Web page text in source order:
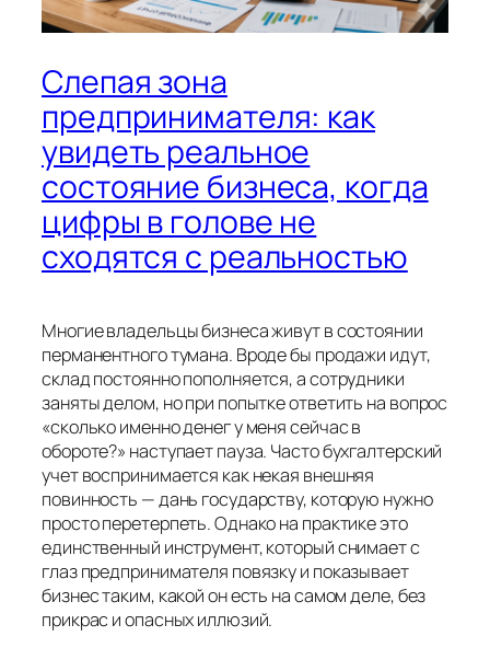
Слепая зона
предпринимателя: как
увидеть реальное
состояние бизнеса, когда
цифры в голове не
сходятся с реальностью
Многие владельцы бизнеса живут в состоянии
перманентного тумана. Вроде бы продажи идут,
склад постоянно пополняется, а сотрудники
заняты делом, но при попытке ответить на вопрос
«сколько именно денег у меня сейчас в
обороте?» наступает пауза. Часто бухгалтерский
учет воспринимается как некая внешняя
повинность — дань государству, которую нужно
просто перетерпеть. Однако на практике это
единственный инструмент, который снимает с
глаз предпринимателя повязку и показывает
бизнес таким, какой он есть на самом деле, без
прикрас и опасных иллюзий.